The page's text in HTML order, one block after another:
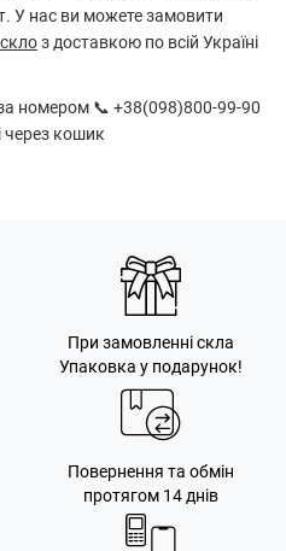
У нас ви можете замовити
з доставкою по всій Україні
номером 📞 +38(098)800-99-90
через кошик
При замовленні скла
Упаковка у подарунок!
Повернення та обмін
протягом 14 днів